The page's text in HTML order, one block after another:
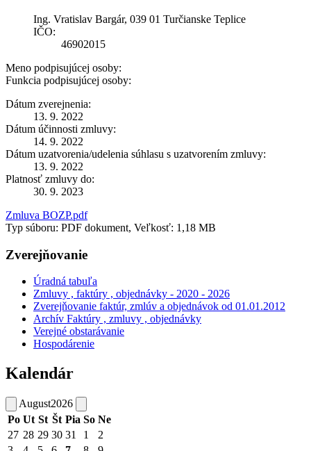
Ing. Vratislav Bargár, 039 01 Turčianske Teplice
IČO:
46902015
Meno podpisujúcej osoby:
Funkcia podpisujúcej osoby:
Dátum zverejnenia:
13. 9. 2022
Dátum účinnosti zmluvy:
14. 9. 2022
Dátum uzatvorenia/udelenia súhlasu s uzatvorením zmluvy:
13. 9. 2022
Platnosť zmluvy do:
30. 9. 2023
Zmluva BOZP.pdf
Typ súboru: PDF dokument, Veľkosť: 1,18 MB
Zverejňovanie
Úradná tabuľa
Zmluvy , faktúry , objednávky - 2020 - 2026
Zverejňovanie faktúr, zmlúv a objednávok od 01.01.2012
Archív Faktúry , zmluvy , objednávky
Verejné obstarávanie
Hospodárenie
Kalendár
August2026
Po Ut St Št Pia So Ne
27 28 29 30 31 1
2